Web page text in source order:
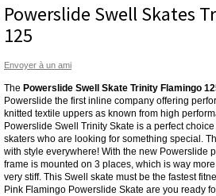
Powerslide Swell Skates
125
Envoyer à un ami
The Powerslide Swell Skate Trinity Flamingo
Powerslide the first inline company offering
knitted textile uppers as known from high
Powerslide Swell Trinity Skate is a perfect
skaters who are looking for something special.
with style everywhere! With the new Powerslide
frame is mounted on 3 places, which is way
very stiff. This Swell skate must be the fastest
Pink Flamingo Powerslide Skate are you ready